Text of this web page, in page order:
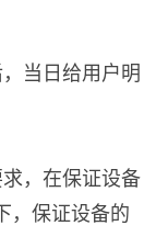
当日给用户明
，在保证设备
，保证设备的